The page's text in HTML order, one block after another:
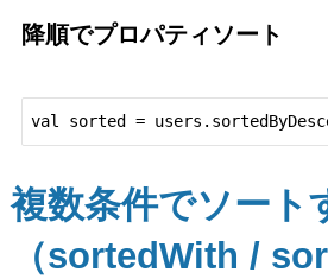
降順でプロパティソート
複数条件でソート
（sortedWith /